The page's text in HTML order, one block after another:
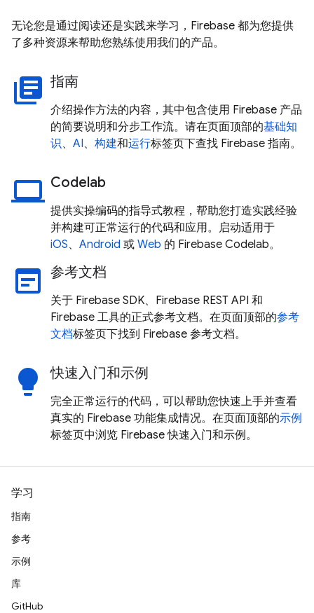
无论您是通过阅读还是实践来学习，Firebase 都为您提供
了多种资源来帮助您熟练使用我们的产品。
library_books 指南
介绍操作方法的内容，其中包含使用 Firebase 产品
的简要说明和分步工作流。请在页面顶部的基础知
识、 AI、 构建和运行标签页下查找 Firebase 指南。
laptop Codelab
提供实操编码的指导式教程，帮助您打造实践经验
并构建可正常运行的代码和应用。启动适用于
iOS、 Android 或 Web 的 Firebase Codelab。
wysiwyg 参考文档
关于 Firebase SDK、Firebase REST API 和
Firebase 工具的正式参考文档。在页面顶部的参考
文档标签页下找到 Firebase 参考文档。
lightbulb 快速入门和示例
完全正常运行的代码，可以帮助您快速上手并查看
真实的 Firebase 功能集成情况。在页面顶部的示例
标签页中浏览 Firebase 快速入门和示例。
学习
指南
参考
示例
库
GitHub